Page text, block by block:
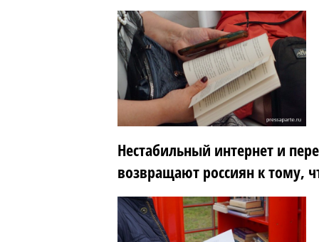
Нестабильный интернет и
возвращают россиян к тому,